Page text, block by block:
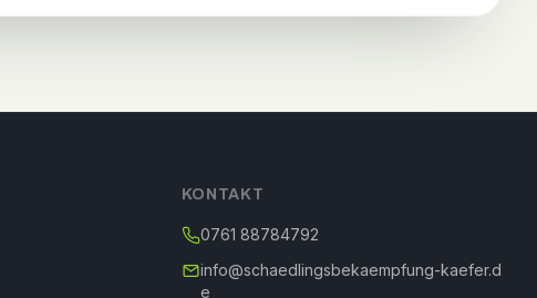
KONTAKT
0761 88784792
info@schaedlingsbekaempfung-kaefer.d
e